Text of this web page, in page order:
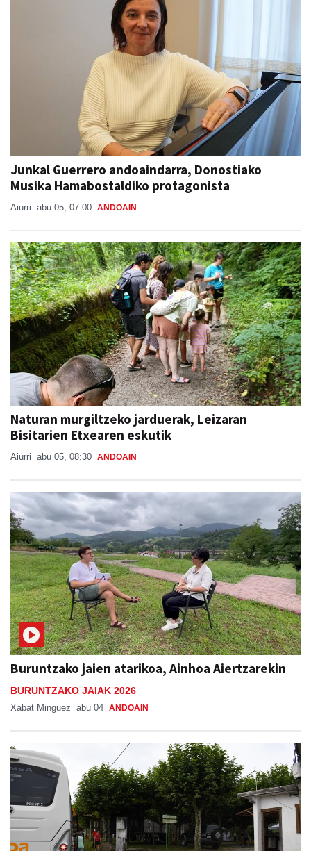
Junkal Guerrero andoaindarra, Donostiako
Musika Hamabostaldiko protagonista
Aiurri abu 05, 07:00 ANDOAIN
Naturan murgiltzeko jarduerak, Leizaran
Bisitarien Etxearen eskutik
Aiurri abu 05, 08:30 ANDOAIN
Buruntzako jaien atarikoa, Ainhoa Aiertzarekin
BURUNTZAKO JAIAK 2026
Xabat Minguez abu 04 ANDOAIN